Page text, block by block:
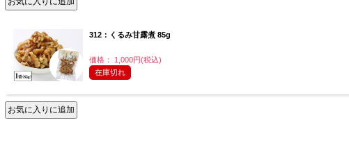
312：くるみ甘露煮 85g
価格： 1,000円(税込)
在庫切れ